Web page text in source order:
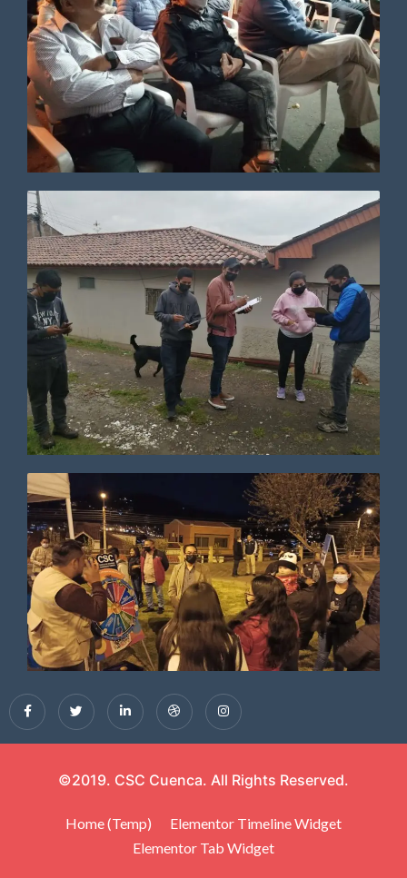
©2019. CSC Cuenca. All Rights Reserved.
Home (Temp)
Elementor Timeline Widget
Elementor Tab Widget